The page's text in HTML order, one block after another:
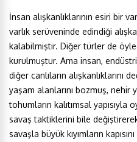
İnsan alışkanlıklarının esiri bir
varlık serüveninde edindiği
kalabilmiştir. Diğer türler de
kurulmuştur. Ama insan,
diğer canlıların alışkanlıklarını
yaşam alanlarını bozmuş, nehir
tohumların kalıtımsal yapısıyla
savaş taktiklerini bile
savaşla büyük kıyımların